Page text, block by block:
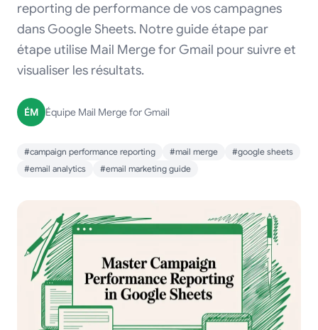
reporting de performance de vos campagnes
dans Google Sheets. Notre guide étape par
étape utilise Mail Merge for Gmail pour suivre et
visualiser les résultats.
ÉM Équipe Mail Merge for Gmail
#campaign performance reporting #mail merge
#google sheets
#email analytics
#email marketing guide